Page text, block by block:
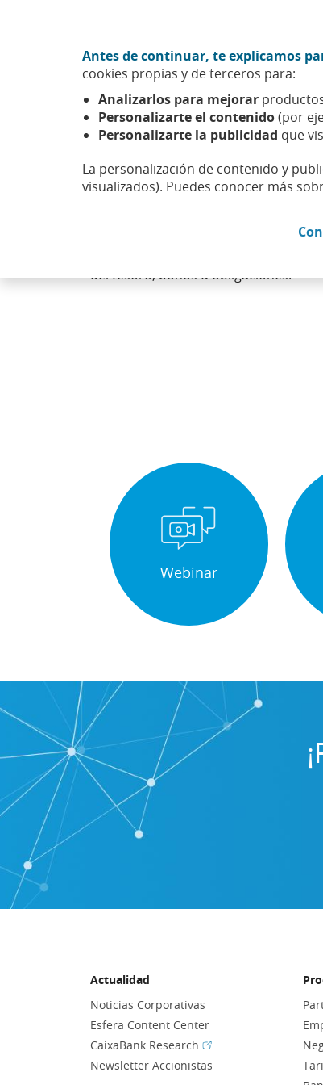
Antes de continuar, te explicamos
cookies propias y de terceros para:
Analizarlos para mejorar
Personalizarte el contenido(por
Personalizarte la publicidad que
La personalización de contenido y
visualizados). Puedes conocer más
Sobre
Deuda pública
Hace referencia a la deuda que
que cubrir el déficit público en el
del tesoro, bonos u obligaciones.
Webinar
Actualidad
Noticias Corporativas
Esfera Content Center
CaixaBank Research (Abrir en ventana
Newsletter Accionistas